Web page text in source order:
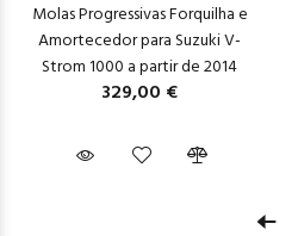
Molas Progressivas Forquilha e
Amortecedor para Suzuki V-
Strom 1000 a partir de 2014
329,00 €